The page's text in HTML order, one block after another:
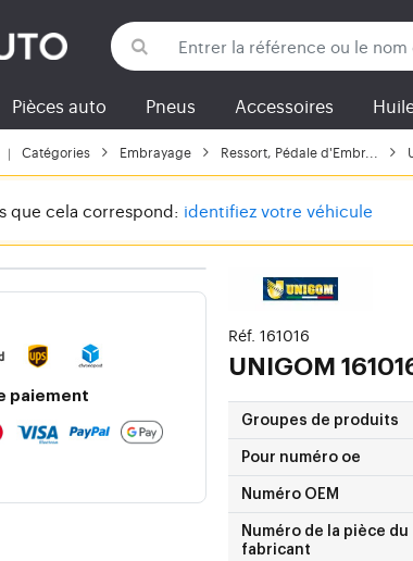
Pièces auto Pneus Accessoires
Catégories Embrayage Ressort, Pédale d'Embr...
que cela correspond: identifiez votre véhicule
paiement
Réf. 161016
UNIGOM
Groupes de produits
Pour numéro oe
Numéro OEM
Numéro de la pièce du
fabricant